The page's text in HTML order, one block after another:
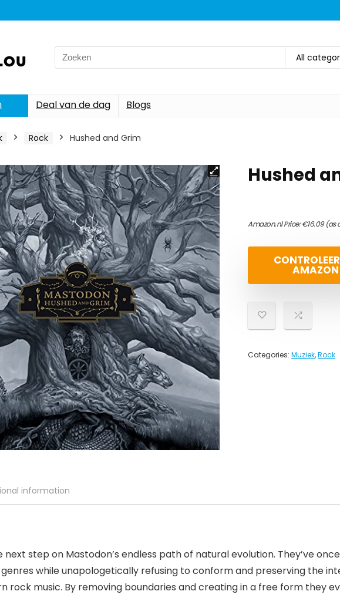
Search
for:
All
Deal van de dag Blogs
Rock Hushed and Grim
Hushed
Amazon.nl Price:€16.09(as
AMAZON
Categories: Muziek,Rock
information
step on Mastodon’s endless path of natural evolution. They’ve
while unapologetically refusing to conform and preserving the
rock music. By removing boundaries and creating in a free form they